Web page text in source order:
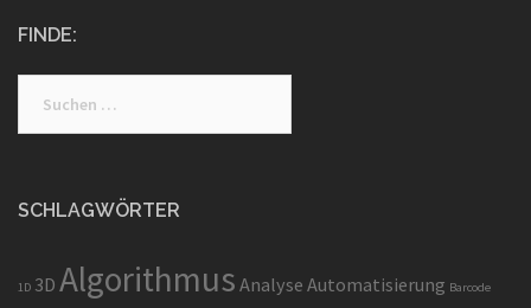
FINDE:
nach:
SCHLAGWÖRTER
1D 3D Algorithmus Analyse Automatisierung Barcode